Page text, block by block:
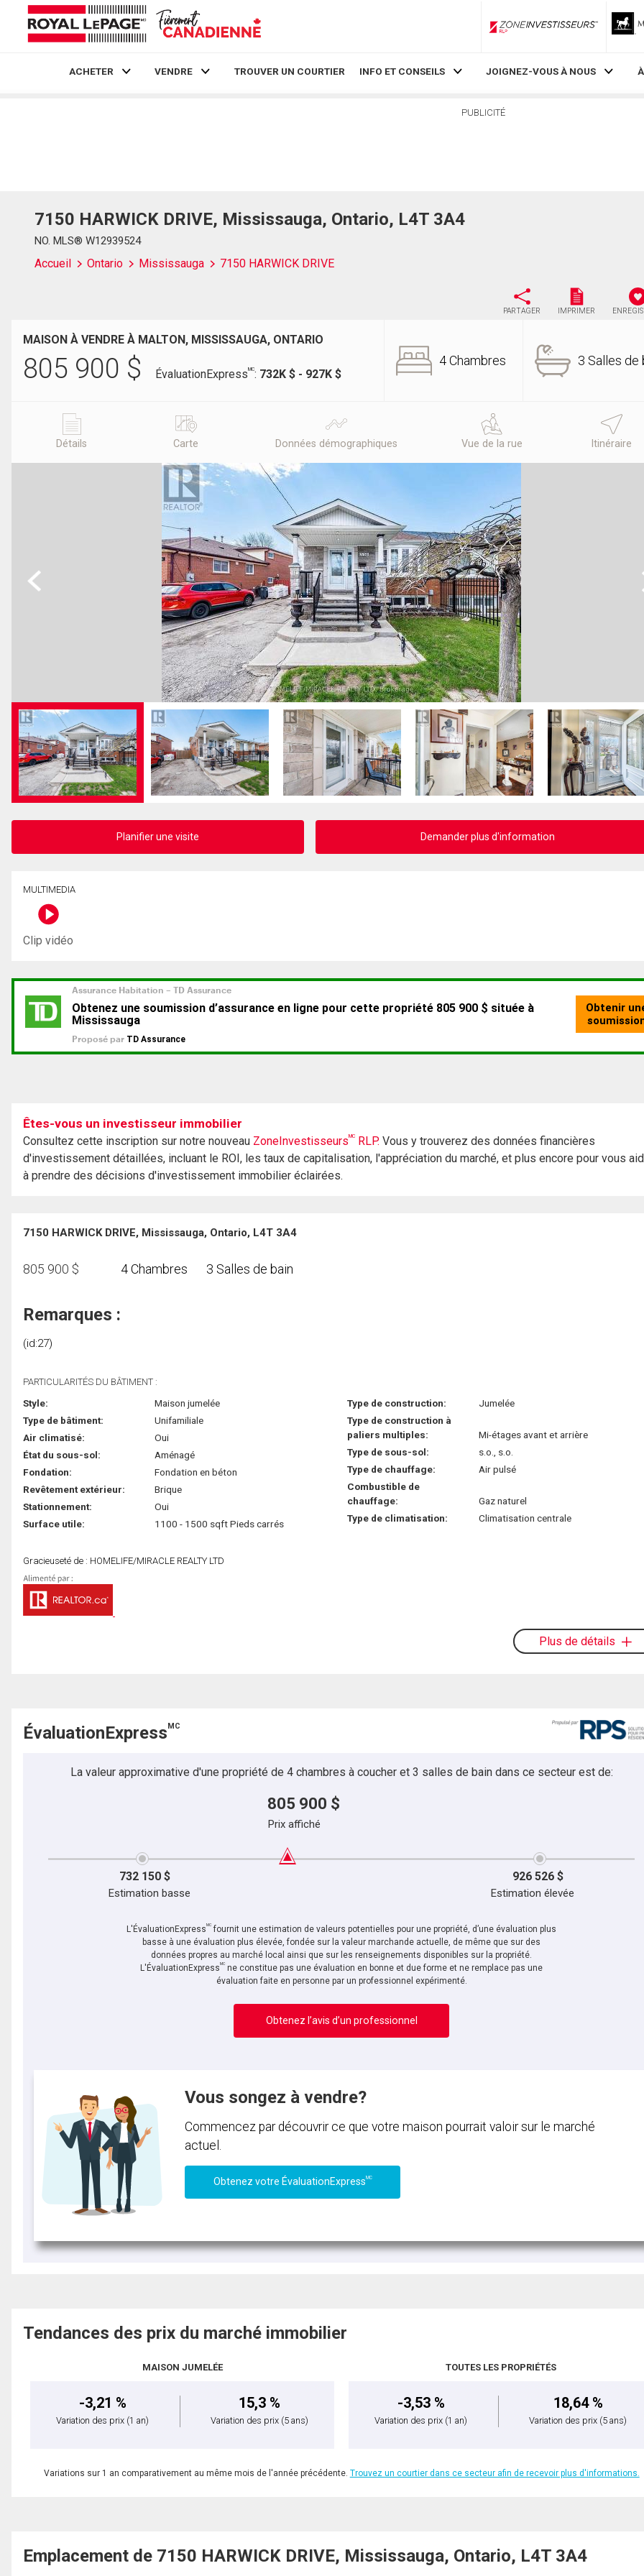
ZoneInvestisseurs RLP
ACHETER VENDRE TROUVER UN COURTIER INFO ET CONSEILS JOIGNEZ-VOUS À NOUS
PUBLICITÉ
7150 HARWICK DRIVE, Mississauga, Ontario, L4T 3A4
NO. MLS® W12939524
Accueil Ontario Mississauga 7150 HARWICK DRIVE
PARTAGER IMPRIMER
MAISON À VENDRE À MALTON, MISSISSAUGA, ONTARIO
805 900 $ ÉvaluationExpressMC: 732K $ - 927K $
4 Chambres 3 Salles de
Détails Carte Données démographiques Vue de la rue Itinéraire
Previous
Planifier une visite Demander plus d'information
MULTIMEDIA
Clip vidéo
Êtes-vous un investisseur immobilier
Consultez cette inscription sur notre nouveau ZoneInvestisseursMC RLP. Vous y trouverez des données financières
d'investissement détaillées, incluant le ROI, les taux de capitalisation, l'appréciation du marché, et plus encore pour vous
à prendre des décisions d'investissement immobilier éclairées.
7150 HARWICK DRIVE, Mississauga, Ontario, L4T 3A4
805 900 $ 4 Chambres 3 Salles de bain
Remarques :
(id:27)
PARTICULARITÉS DU BÂTIMENT :
Style:
Maison jumelée
Type de bâtiment:
Unifamiliale
Air climatisé:
Oui
État du sous-sol:
Aménagé
Fondation:
Fondation en béton
Revêtement extérieur:
Brique
Stationnement:
Oui
Surface utile:
1100 - 1500 sqft Pieds carrés
Type de construction:
Jumelée
Type de construction à
paliers multiples:
Mi-étages avant et arrière
Type de sous-sol:
s.o., s.o.
Type de chauffage:
Air pulsé
Combustible de
chauffage:
Gaz naturel
Type de climatisation:
Climatisation centrale
Gracieuseté de : HOMELIFE/MIRACLE REALTY LTD
Plus de détails
ÉvaluationExpressMC
La valeur approximative d'une propriété de 4 chambres à coucher et 3 salles de bain dans ce secteur est de:
805 900 $
Prix affiché
732 150 $ 926 526 $
Estimation basse Estimation élevée
L'ÉvaluationExpressMC fournit une estimation de valeurs potentielles pour une propriété, d’une évaluation plus
basse à une évaluation plus élevée, fondée sur la valeur marchande actuelle, de même que sur des
données propres au marché local ainsi que sur les renseignements disponibles sur la propriété.
L'ÉvaluationExpressMC ne constitue pas une évaluation en bonne et due forme et ne remplace pas une
évaluation faite en personne par un professionnel expérimenté.
Obtenez l’avis d’un professionnel
Vous songez à vendre?
Commencez par découvrir ce que votre maison pourrait valoir sur le marché
actuel.
Obtenez votre ÉvaluationExpressMC
Tendances des prix du marché immobilier
MAISON JUMELÉE
-3,21 %
Variation des prix (1 an)
15,3 %
Variation des prix (5 ans)
TOUTES LES PROPRIÉTÉS
-3,53 %
Variation des prix (1 an)
18,64 %
Variation des prix (5 ans)
Variations sur 1 an comparativement au même mois de l'année précédente. Trouvez un courtier dans ce secteur afin de recevoir plus d'informations.
Emplacement de 7150 HARWICK DRIVE, Mississauga, Ontario, L4T 3A4